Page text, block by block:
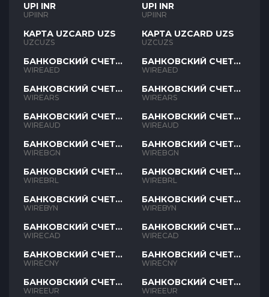
UPI INR
UPIINR
КАРТА UZCARD UZS
UZCUZS
БАНКОВСКИЙ СЧЕТ
AED
WIREAED
БАНКОВСКИЙ СЧЕТ
ARS
WIREARS
БАНКОВСКИЙ СЧЕТ
AUD
WIREAUD
БАНКОВСКИЙ СЧЕТ
BGN
WIREBGN
БАНКОВСКИЙ СЧЕТ
BRL
WIREBRL
БАНКОВСКИЙ СЧЕТ
BYN
WIREBYN
БАНКОВСКИЙ СЧЕТ
CAD
WIRECAD
БАНКОВСКИЙ СЧЕТ
CNY
WIRECNY
БАНКОВСКИЙ СЧЕТ
EUR
WIREEUR
UPI INR
UPIINR
КАРТА UZCARD UZS
UZCUZS
БАНКОВСКИЙ СЧЕТ
AED
WIREAED
БАНКОВСКИЙ СЧЕТ
ARS
WIREARS
БАНКОВСКИЙ СЧЕТ
AUD
WIREAUD
БАНКОВСКИЙ СЧЕТ
BGN
WIREBGN
БАНКОВСКИЙ СЧЕТ
BRL
WIREBRL
БАНКОВСКИЙ СЧЕТ
BYN
WIREBYN
БАНКОВСКИЙ СЧЕТ
CAD
WIRECAD
БАНКОВСКИЙ СЧЕТ
CNY
WIRECNY
БАНКОВСКИЙ СЧЕТ
EUR
WIREEUR